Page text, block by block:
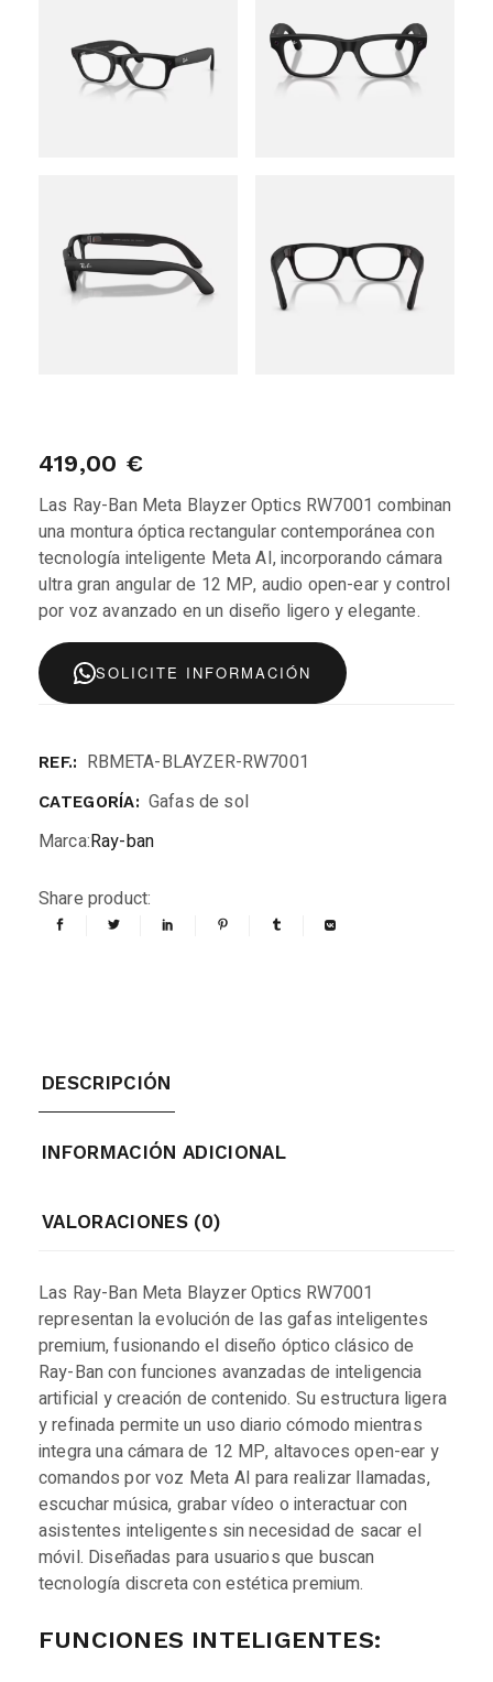
419,00 €
Las Ray-Ban Meta Blayzer Optics RW7001 combinan
una montura óptica rectangular contemporánea con
tecnología inteligente Meta AI, incorporando cámara
ultra gran angular de 12 MP, audio open-ear y control
por voz avanzado en un diseño ligero y elegante.
SOLICITE INFORMACIÓN
REF.: RBMETA-BLAYZER-RW7001
CATEGORÍA: Gafas de sol
Marca:Ray-ban
Share product:
DESCRIPCIÓN
INFORMACIÓN ADICIONAL
VALORACIONES (0)
Las Ray-Ban Meta Blayzer Optics RW7001
representan la evolución de las gafas inteligentes
premium, fusionando el diseño óptico clásico de
Ray-Ban con funciones avanzadas de inteligencia
artificial y creación de contenido. Su estructura ligera
y refinada permite un uso diario cómodo mientras
integra una cámara de 12 MP, altavoces open-ear y
comandos por voz Meta AI para realizar llamadas,
escuchar música, grabar vídeo o interactuar con
asistentes inteligentes sin necesidad de sacar el
móvil. Diseñadas para usuarios que buscan
tecnología discreta con estética premium.
FUNCIONES INTELIGENTES: